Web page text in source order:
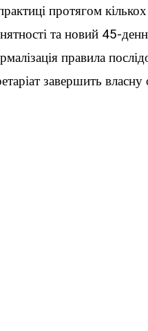
протягом
та новий 45-
правила
завершить власну